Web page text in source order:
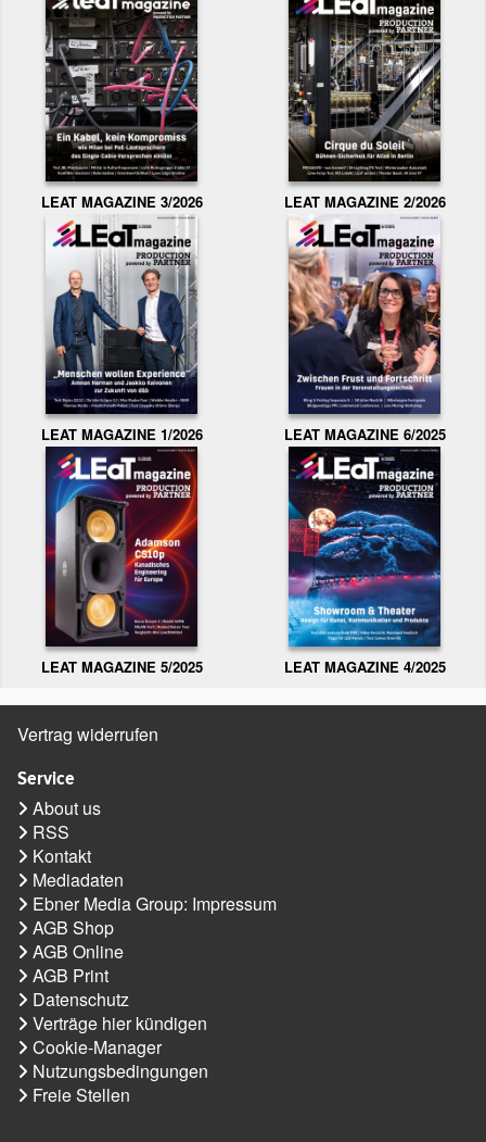
LEAT MAGAZINE 3/2026 LEAT MAGAZINE 2/2026
LEAT MAGAZINE 1/2026 LEAT MAGAZINE 6/2025
LEAT MAGAZINE 5/2025 LEAT MAGAZINE 4/2025
Vertrag widerrufen
Service
About us
RSS
Kontakt
Mediadaten
Ebner Media Group: Impressum
AGB Shop
AGB Online
AGB Print
Datenschutz
Verträge hier kündigen
Cookie-Manager
Nutzungsbedingungen
Freie Stellen